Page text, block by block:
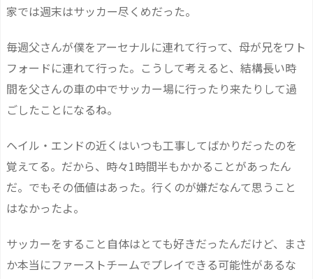
家では週末はサッカー尽くめだった。
毎週父さんが僕をアーセナルに連れて行って、母が兄をワト
フォードに連れて行った。こうして考えると、結構長い時
間を父さんの車の中でサッカー場に行ったり来たりして過
ごしたことになるね。
ヘイル・エンドの近くはいつも工事してばかりだったのを
覚えてる。だから、時々1時間半もかかることがあったん
だ。でもその価値はあった。行くのが嫌だなんて思うこと
はなかったよ。
サッカーをすること自体はとても好きだったんだけど、まさ
か本当にファーストチームでプレイできる可能性があるな